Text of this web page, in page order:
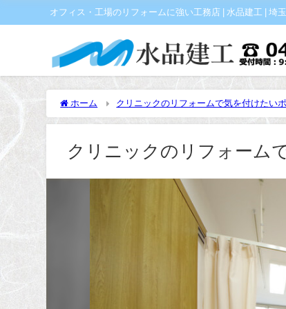
オフィス・工場のリフォームに強い工務店 | 水品建工 | 埼
ホーム クリニックのリフォームで気を付けたい
クリニックのリフォーム